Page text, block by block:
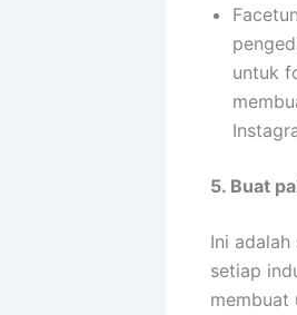
untuk
5. Buat
Ini
setiap
membuat